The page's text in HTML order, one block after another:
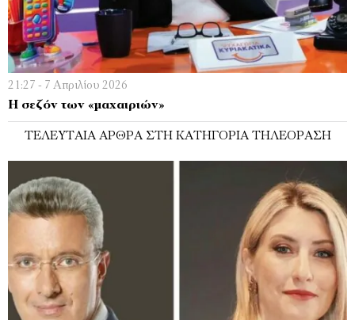
21:27 - 7 Απριλίου 2026
H σεζόν των «µαχαιριών»
ΤΕΛΕΥΤΑΊΑ ΆΡΘΡΑ ΣΤΗ ΚΑΤΗΓΟΡΊΑ ΤΗΛΕΌΡΑΣΗ